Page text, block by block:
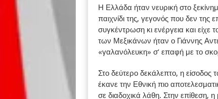
Η Ελλάδα ήταν νευρική στο
παιχνίδι της, γεγονός που δεν της
συγκέντρωση κι ενέργεια και
των Μεξικάνων ήταν ο Γιάννης
«γαλανόλευκη» σ’ επαφή με το
Στο δεύτερο δεκάλεπτο, η
έκανε την Εθνική πιο
σε διαδοχικά λάθη. Στην